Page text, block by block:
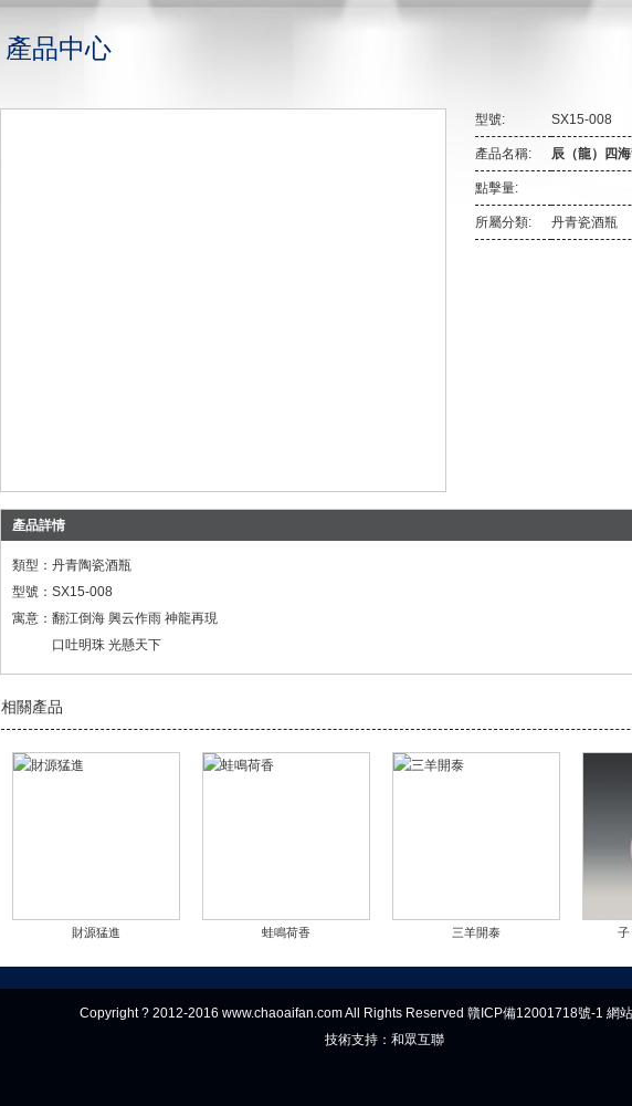
產品中心
型號: SX15-008
產品名稱: 辰（龍）四
點擊量:
所屬分類: 丹青瓷酒瓶
產品詳情
類型：丹青陶瓷酒瓶
型號：SX15-008
寓意：翻江倒海 興云作雨 神龍再現
口吐明珠 光懸天下
相關產品
財源猛進 蛙鳴荷香 三羊開泰 子
Copyright ? 2012-2016 www.chaoaifan.com All Rights Reserved 贛ICP備12001718號-1 網
技術支持：和眾互聯